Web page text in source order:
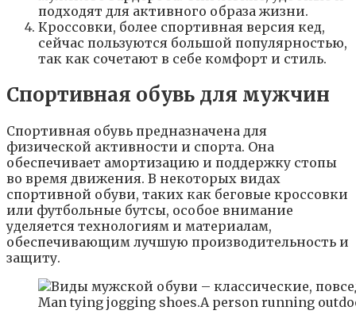
подходят для активного образа жизни.
Кроссовки, более спортивная версия кед,
сейчас пользуются большой популярностью,
так как сочетают в себе комфорт и стиль.
Спортивная обувь для мужчин
Спортивная обувь предназначена для
физической активности и спорта. Она
обеспечивает амортизацию и поддержку стопы
во время движения. В некоторых видах
спортивной обуви, таких как беговые кроссовки
или футбольные бутсы, особое внимание
уделяется технологиям и материалам,
обеспечивающим лучшую производительность и
защиту.
Man tying jogging shoes.A person running